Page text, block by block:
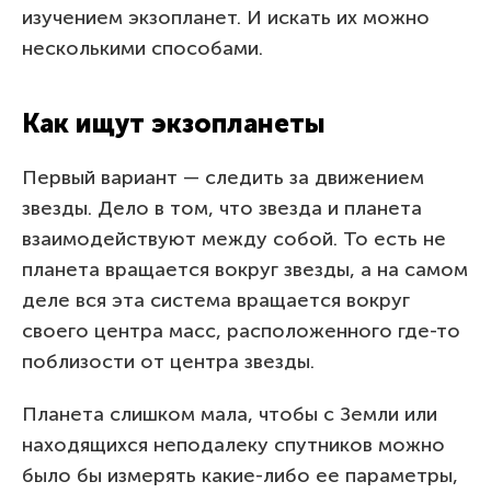
изучением экзопланет. И искать их можно
несколькими способами.
Как ищут экзопланеты
Первый вариант — следить за движением
звезды. Дело в том, что звезда и планета
взаимодействуют между собой. То есть не
планета вращается вокруг звезды, а на самом
деле вся эта система вращается вокруг
своего центра масс, расположенного где-то
поблизости от центра звезды.
Планета слишком мала, чтобы с Земли или
находящихся неподалеку спутников можно
было бы измерять какие-либо ее параметры,